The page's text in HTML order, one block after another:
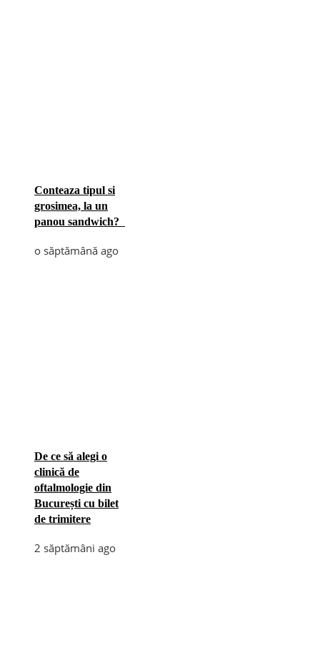
Conteaza tipul si
grosimea, la un
panou sandwich?
o săptămână ago
De ce să alegi o
clinică de
oftalmologie din
București cu bilet
de trimitere
2 săptămâni ago